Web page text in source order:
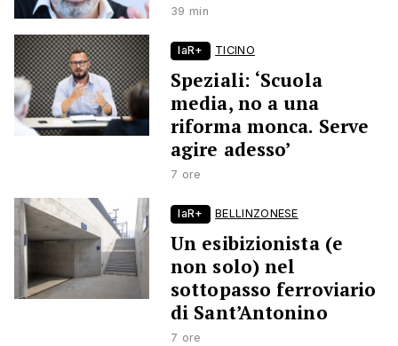
39 min
laR+ TICINO
Speziali: ‘Scuola
media, no a una
riforma monca. Serve
agire adesso’
7 ore
laR+ BELLINZONESE
Un esibizionista (e
non solo) nel
sottopasso ferroviario
di Sant’Antonino
7 ore